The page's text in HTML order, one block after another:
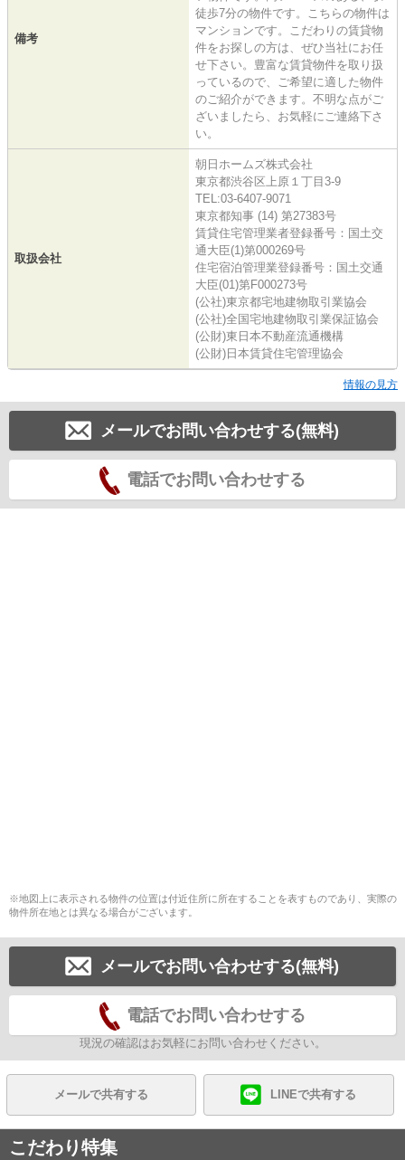
備考
徒歩7分の物件です。こちらの物件は
マンションです。こだわりの賃貸物
件をお探しの方は、ぜひ当社にお任
せ下さい。豊富な賃貸物件を取り扱
っているので、ご希望に適した物件
のご紹介ができます。不明な点がご
ざいましたら、お気軽にご連絡下さ
い。
取扱会社
朝日ホームズ株式会社
東京都渋谷区上原１丁目3-9
TEL:03-6407-9071
東京都知事 (14) 第27383号
賃貸住宅管理業者登録番号：国土交
通大臣(1)第000269号
住宅宿泊管理業登録番号：国土交通
大臣(01)第F000273号
(公社)東京都宅地建物取引業協会
(公社)全国宅地建物取引業保証協会
(公財)東日本不動産流通機構
(公財)日本賃貸住宅管理協会
情報の見方
メールでお問い合わせする(無料)
電話でお問い合わせする
※地図上に表示される物件の位置は付近住所に所在することを表すものであり、実際の
物件所在地とは異なる場合がございます。
メールでお問い合わせする(無料)
電話でお問い合わせする
現況の確認はお気軽にお問い合わせください。
メールで共有する LINEで共有する
こだわり特集